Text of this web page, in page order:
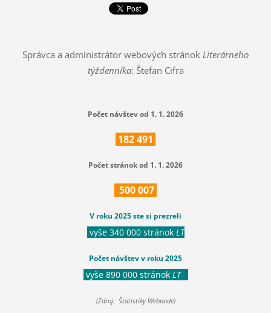
Správca a administrátor webových stránok Literárneho
týždenníka: Štefan Cifra
Počet návštev od 1. 1. 2026
182491
Počet stránok od 1. 1. 2026
500007
V roku 2025 ste si prezreli
vyše 340 000 stránok LT
Počet návštev v roku 2025
vyše 890 000 stránok LT
(Zdroj: Štatistiky Webnode)